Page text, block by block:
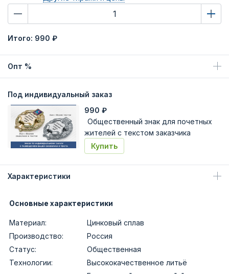
Итого: 990 ₽
Опт %
Под индивидуальный заказ
990 ₽
Общественный знак для почетных
жителей с текстом заказчика
Купить
Характеристики
Основные характеристики
Материал:
Цинковый сплав
Производство:
Россия
Статус:
Общественная
Технологии:
Высококачественное литьё